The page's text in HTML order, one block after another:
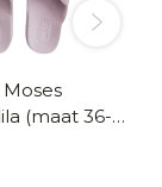
(maat 36-